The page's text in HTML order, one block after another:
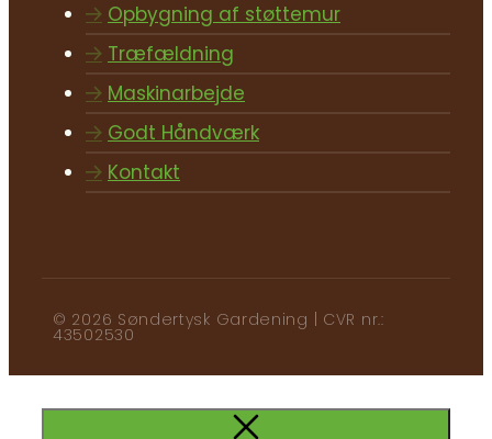
Opbygning af støttemur
Træfældning
Maskinarbejde
Godt Håndværk
Kontakt
© 2026 Søndertysk Gardening | CVR nr.:
43502530